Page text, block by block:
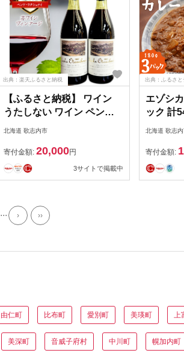
出典：楽天ふるさと納税
【ふるさと納税】 ワイン
うたしない ワイン ペン
ケ・ウタシュナイ
2本 [太陽スピリッツ 北海道
歌志内市 01227ad002] ワ
イン 赤 日本ワイン お酒 酒
どう おしゃれ ペンケウタ
シュナイ ふるさと納税
北海道 歌志内市
寄付金額: 20,000円
3サイトで掲載中
出典：ふるさと
エゾシ
ック 計
道 歌志
えぞ鹿
北海道 歌志
寄付金額:
... › ››
由仁町 比布町 愛別町 美瑛町 上
美深町 音威子府村 中川町 幌加内町